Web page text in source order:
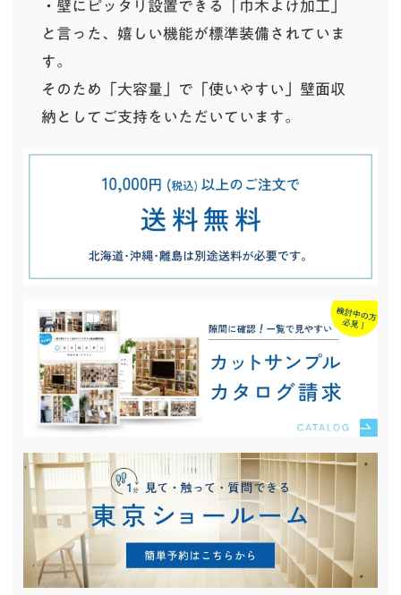
・壁にピッタリ設置できる「巾木よけ加工」
と言った、嬉しい機能が標準装備されていま
す。
そのため「大容量」で「使いやすい」壁面収
納としてご支持をいただいています。